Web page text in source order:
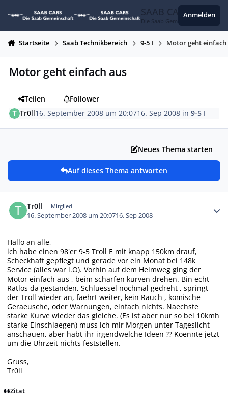
SAAB CARS
Die Saab Gemeinschaft
Anmelden
Startseite Saab Technikbereich 9-5 I Motor geht einfach
Motor geht einfach aus
Teilen
Follower
Tr0ll16. September 2008 um 20:0716. Sep 2008 in9-5 I
Neues Thema starten
Auf dieses Thema antworten
Tr0ll Mitglied
16. September 2008 um 20:0716. Sep 2008
Hallo an alle,
ich habe einen 98'er 9-5 Troll E mit knapp 150km drauf,
Scheckhaft gepflegt und gerade vor ein Monat bei 148k
Service (alles war i.O). Vorhin auf dem Heimweg ging der
Motor einfach aus , beim scharfen kurven drehen. Bin echt
Ratlos da gestanden, Schluessel nochmal gedreht , springt
der Troll wieder an, faehrt weiter, kein Rauch , komische
Geraeusche, oder Warnungen, einfach nichts. Naechste
starke Kurve wieder das gleiche. (Es ist aber nur so bei 10kmh
starke Einschlaegen) muss ich mir Morgen unter Tageslicht
anschauen, aber habt ihr irgendwelche Ideen ?? Koennte jetzt
um die Uhrzeit nichts feststellen.
Gruss,
Tr0ll
Zitat